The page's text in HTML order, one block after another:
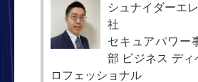
シュナイダーエ
社
セキュアパワー
部 ビジネス デ
ロフェッショナル